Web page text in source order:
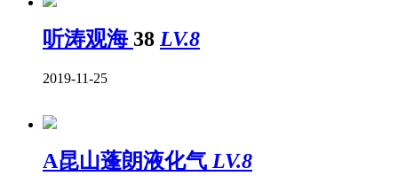
听涛观海 38 LV.8
2019-11-25
A昆山蓬朗液化气 LV.8